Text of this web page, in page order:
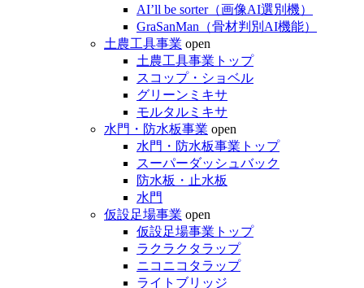
AI’ll be sorter（画像AI選別機）
GraSanMan（骨材判別AI機能）
土農工具事業 open
土農工具事業トップ
スコップ・ショベル
グリーンミキサ
モルタルミキサ
水門・防水板事業 open
水門・防水板事業トップ
スーパーダッシュバック
防水板・止水板
水門
仮設足場事業 open
仮設足場事業トップ
ラクラクタラップ
ニコニコタラップ
ライトブリッジ